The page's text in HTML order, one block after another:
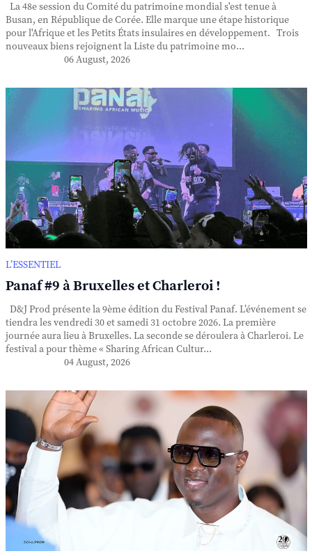
La 48e session du Comité du patrimoine mondial s'est tenue à
Busan, en République de Corée. Elle marque une étape historique
pour l'Afrique et les Petits États insulaires en développement. Trois
nouveaux biens rejoignent la Liste du patrimoine mo...
06 August, 2026
L’ESSENTIEL
Panaf #9 à Bruxelles et Charleroi !
D&J Prod présente la 9ème édition du Festival Panaf. L’événement se
tiendra les vendredi 30 et samedi 31 octobre 2026. La première
journée aura lieu à Bruxelles. La seconde se déroulera à Charleroi. Le
festival a pour thème « Sharing African Cultur...
04 August, 2026